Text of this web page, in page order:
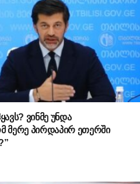
ვინმე უნდა
მერე პირდაპირ ეთერში